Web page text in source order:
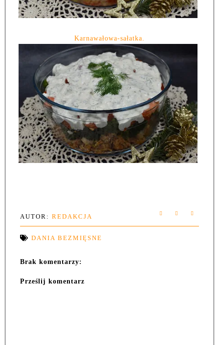
Karnawałowa-sałatka.
AUTOR: REDAKCJA
DANIA BEZMIĘSNE
Brak komentarzy:
Prześlij komentarz